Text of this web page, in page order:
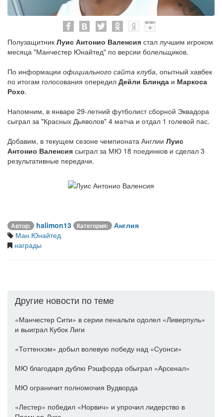
Полузащитник Луис Антонио Валенсия стал лучшим игроком
месяца "Манчестер Юнайтед" по версии болельщиков.
По информации официального сайта клуба, опытный хавбек
по итогам голосования опередил Дейли Блинда и Маркоса
Рохо.
Напомним, в январе 29-летний футболист сборной Эквадора
сыграл за "Красных Дьяволов" 4 матча и отдал 1 голевой пас.
Добавим, в текущем сезоне чемпионата Англии Луис
Антонио Валенсия сыграл за МЮ 18 поединков и сделал 3
результативные передачи.
Автор: halimon13 Категория:
Англия
Ман.Юнайтед
награды
Другие новости по теме
«Манчестер Сити» в серии пенальти одолел «Ливерпуль»
и выиграл Кубок Лиги
«Тоттенхэм» добыл волевую победу над «Суонси»
МЮ благодаря дублю Рэшфорда обыграл «Арсенал»
МЮ ограничит полномочия Вудворда
«Лестер» победил «Норвич» и упрочил лидерство в